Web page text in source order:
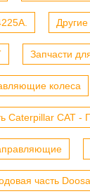
Другие
Запчасти
колеса
Caterpillar CAT -
часть